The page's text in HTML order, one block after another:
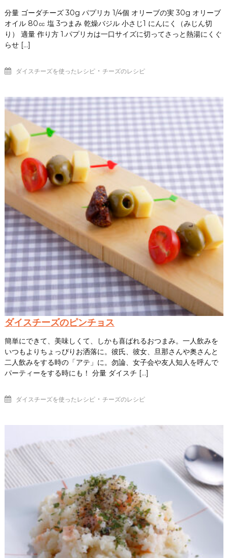
分量 ゴーダチーズ 30g パプリカ 1/4個 オリーブの実 30g オリーブ
オイル 80㏄ 塩 3つまみ 乾燥バジル 小さじ1 にんにく（みじん切
り） 適量 作り方 1.パプリカは一口サイズに切ってさっと熱湯にくぐ
らせ […]
ダイスチーズを使ったレシピ・ チーズのレシピ
ダイスチーズのピンチョス
簡単にできて、美味しくて、しかも喜ばれるおつまみ。一人飲みを
いつもよりちょっぴりお洒落に。彼氏、彼女、旦那さんや奥さんと
二人飲みをする時の「アテ」に。勿論、女子会や友人知人を呼んで
パーティーをする時にも！ 分量 ダイスチ […]
ダイスチーズを使ったレシピ・ チーズのレシピ